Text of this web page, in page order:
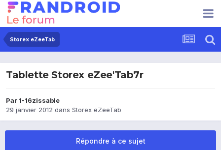
Storex eZeeTab
Tablette Storex eZee'Tab7r
Par 1-16zissable
29 janvier 2012 dans Storex eZeeTab
Répondre à ce sujet